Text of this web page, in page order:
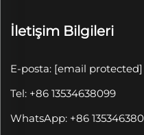
İletişim Bilgileri
E-posta: [email protected]
Tel: +86 13534638099
WhatsApp: +86